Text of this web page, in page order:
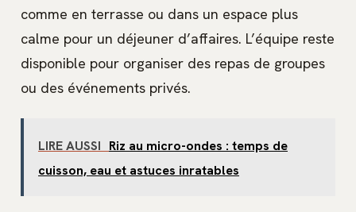
comme en terrasse ou dans un espace plus
calme pour un déjeuner d’affaires. L’équipe reste
disponible pour organiser des repas de groupes
ou des événements privés.
LIRE AUSSI Riz au micro-ondes : temps de
cuisson, eau et astuces inratables